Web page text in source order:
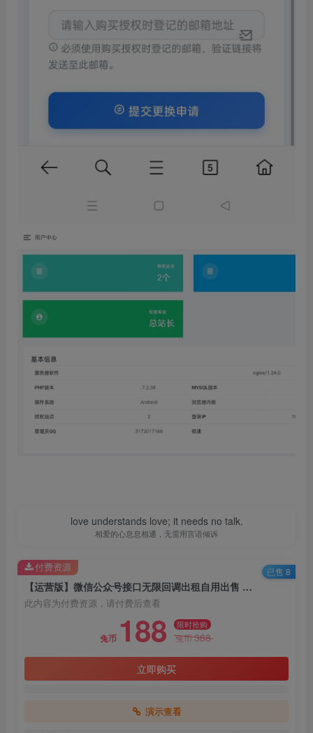
love understands love; it needs no talk.
相爱的心息息相通，无需用言语倾诉
【运营版】微信公众号接口无限回调出租自用出售 多域名无限回调授权登录系统
此内容为付费资源，请付费后查看
兔币 188 限时抢购
兔币388
立即购买
演示查看
付费资源 已售 8